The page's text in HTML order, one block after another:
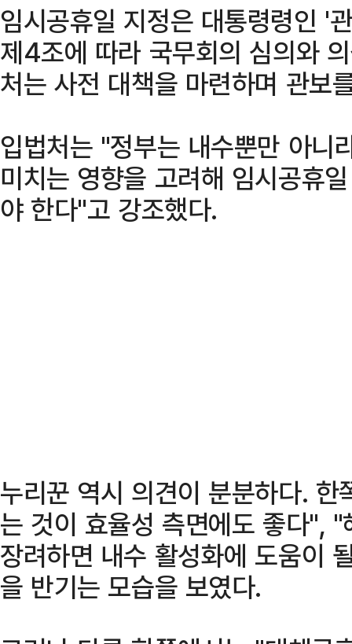
임시공휴일 지정은 대통령령인 '
제4조에 따라 국무회의 심의와
처는 사전 대책을 마련하며 관보
입법처는 "정부는 내수뿐만 아니
미치는 영향을 고려해 임시공휴
야 한다"고 강조했다.
누리꾼 역시 의견이 분분하다.
는 것이 효율성 측면에도 좋다",
장려하면 내수 활성화에 도움이
을 반기는 모습을 보였다.